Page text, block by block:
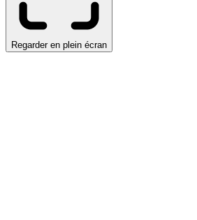
Regarder en plein écran